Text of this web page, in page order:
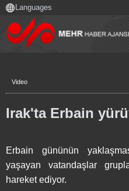
Video
Irak'ta Erbain
Erbain gününün
yaşayan vatandaşlar
hareket ediyor.